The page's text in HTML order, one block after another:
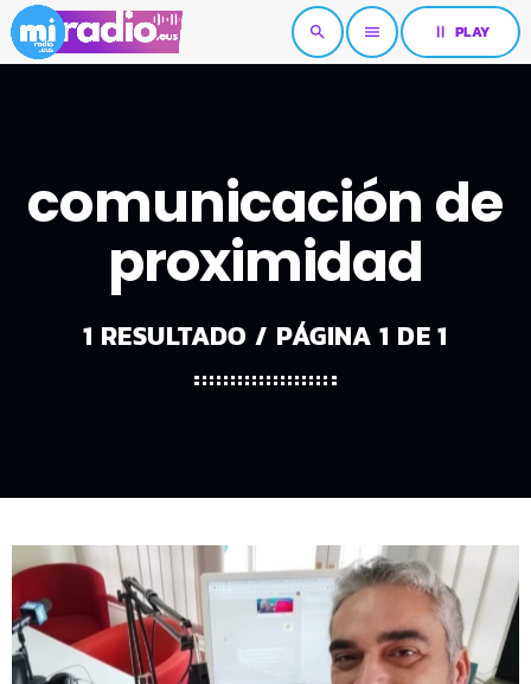
search menu pause PLAY
comunicación de
proximidad
1 RESULTADO / PÁGINA 1 DE 1